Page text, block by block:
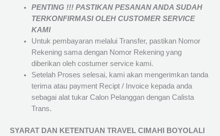
PENTING !!! PASTIKAN PESANAN ANDA SUDAH
TERKONFIRMASI OLEH CUSTOMER SERVICE
KAMI
Untuk pembayaran melalui Transfer, pastikan Nomor
Rekening sama dengan Nomor Rekening yang
diberikan oleh costumer service kami.
Setelah Proses selesai, kami akan mengerimkan tanda
terima atau payment Recipt / Invoice kepada anda
sebagai alat tukar Calon Pelanggan dengan Calista
Trans.
SYARAT DAN KETENTUAN TRAVEL CIMAHI BOYOLALI